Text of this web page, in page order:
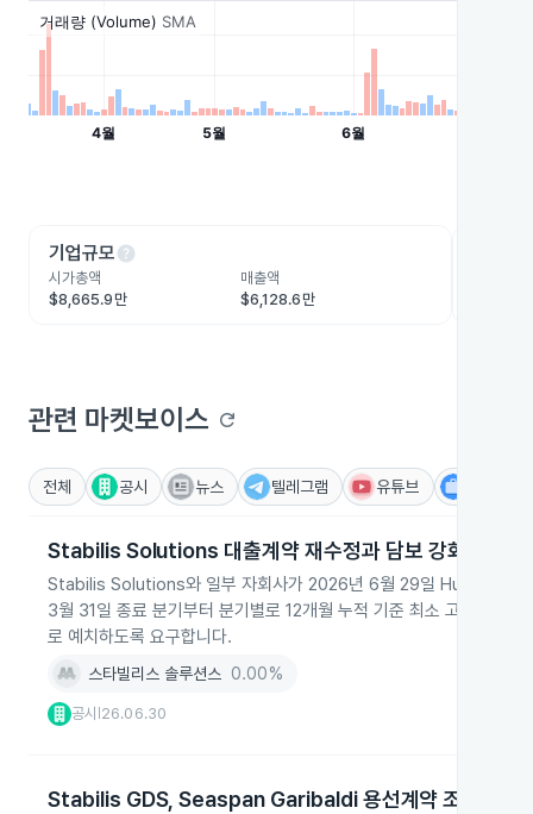
기업규모help
시가총액
$8,665.9만
매출액
$6,128.6만
관련 마켓보이스 refresh
전체 공시 뉴스 텔레그램 유튜브
Stabilis Solutions 대출계약 재수정과 담보 강화
Stabilis Solutions와 일부 자회사가 2026년 6월 29일 Huntington
3월 31일 종료 분기부터 분기별로 12개월 누적 기준 최소 고정비용
로 예치하도록 요구합니다.
스타빌리스 솔루션스 0.00%
공시 26.06.30
Stabilis GDS, Seaspan Garibaldi 용선계약 조기해지